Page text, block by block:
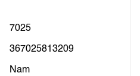
7025
367025813209
Nam